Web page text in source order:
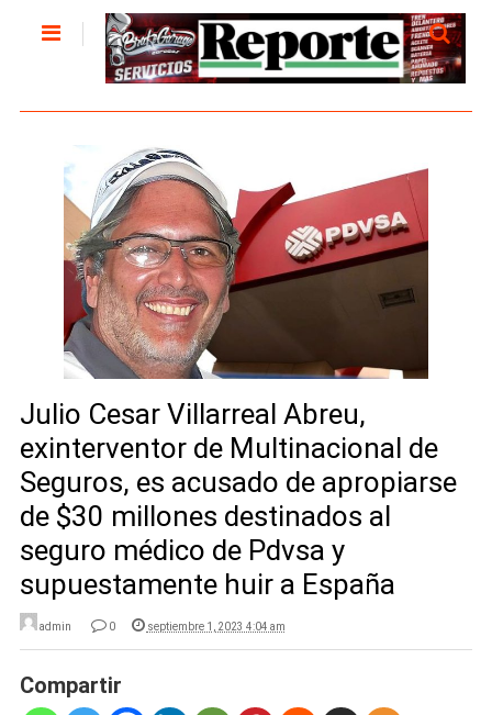
Julio Cesar Villarreal Abreu,
exinterventor de Multinacional de
Seguros, es acusado de apropiarse
de $30 millones destinados al
seguro médico de Pdvsa y
supuestamente huir a España
admin 0 septiembre 1, 2023 4:04 am
Compartir